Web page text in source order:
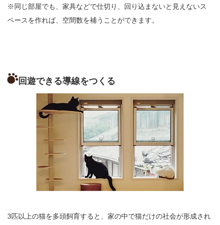
※同じ部屋でも、家具などで仕切り、回り込まないと見えないス
ペースを作れば、空間数を補うことができます。
回遊できる導線をつくる
3匹以上の猫を多頭飼育すると、家の中で猫だけの社会が形成され